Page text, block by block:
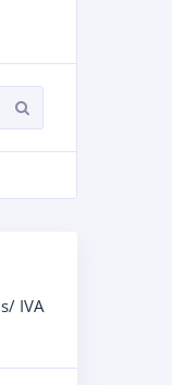
s/ IVA